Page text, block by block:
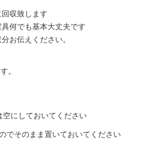
収致します
何でも基本大丈夫です
お伝えください。
。
にしておいてください
でそのまま置いておいてください